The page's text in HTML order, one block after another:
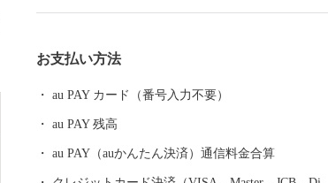
や農薬を減らした特別栽培米の生産量は全国トップク
ふるさと納税で長岡を応援してください！
お支払い方法
au PAY カード（番号入力不要）
au PAY 残高
au PAY（auかんたん決済）通信料金合算